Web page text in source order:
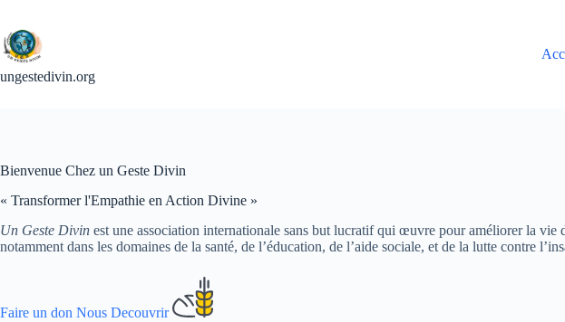
contenu
ungestedivin.org
Bienvenue Chez un Geste Divin
« Transformer l'Empathie en Action Divine »
Un Geste Divin est une association internationale sans but lucratif qui œuvre pour améliorer la vie
notamment dans les domaines de la santé, de l’éducation, de l’aide sociale, et de la lutte contre
Faire un don Nous Decouvrir